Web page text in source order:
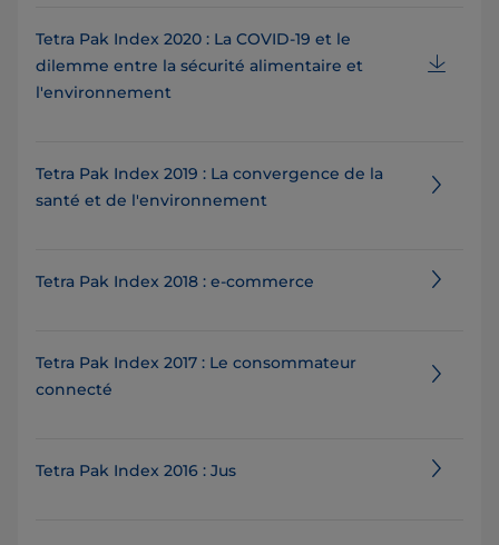
Tetra Pak Index 2020 : La COVID-19 et le
dilemme entre la sécurité alimentaire et
l'environnement
Tetra Pak Index 2019 : La convergence de la
santé et de l'environnement
Tetra Pak Index 2018 : e-commerce
Tetra Pak Index 2017 : Le consommateur
connecté
Tetra Pak Index 2016 : Jus